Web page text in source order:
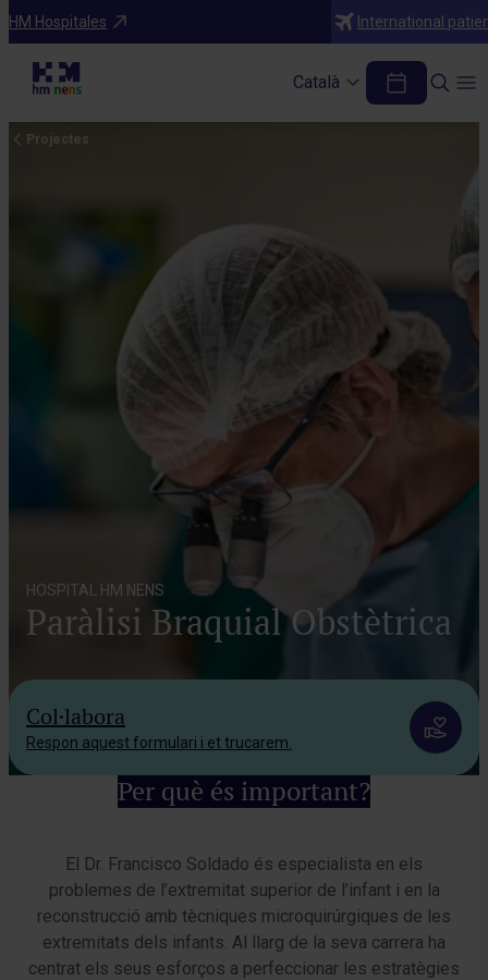
HM Hospitales International
Català
Projectes
HOSPITAL HM NENS
Paràlisi Braquial Obstètrica
Col·labora
Respon aquest formulari i et trucarem.
Per què és important?
El Dr. Francisco Soldado és especialista en els
problemes de l’extremitat superior de l’infant i en la
reconstrucció amb tècniques microquirúrgiques de les
extremitats dels infants. Al llarg de la seva carrera ha
centrat els seus esforços a perfeccionar les estratègies